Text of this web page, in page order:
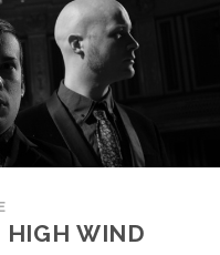
HIGH WIND